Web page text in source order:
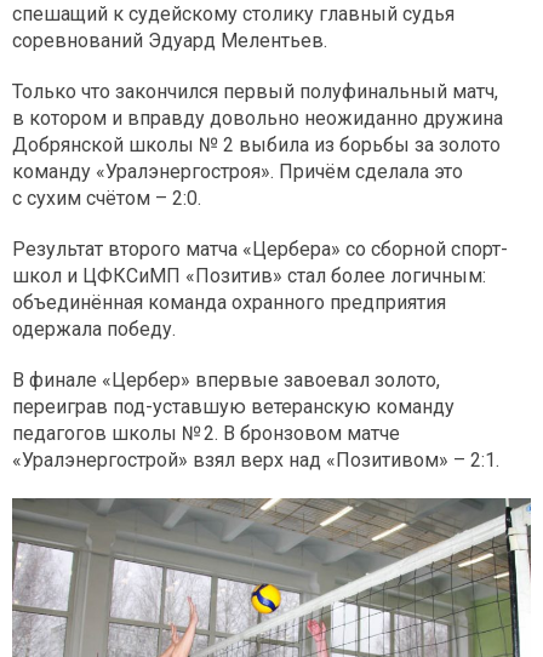
спешащий к судейскому столику главный судья
соревнований Эдуард Мелентьев.
Только что закончился первый полуфинальный матч,
в котором и вправду довольно неожиданно дружина
Добрянской школы № 2 выбила из борьбы за золото
команду «Уралэнергостроя». Причём сделала это
с сухим счётом – 2:0.
Результат второго матча «Цербера» со сборной спорт-
школ и ЦФКСиМП «Позитив» стал более логичным:
объединённая команда охранного предприятия
одержала победу.
В финале «Цербер» впервые завоевал золото,
переиграв под-уставшую ветеранскую команду
педагогов школы № 2. В бронзовом матче
«Уралэнергострой» взял верх над «Позитивом» – 2:1.